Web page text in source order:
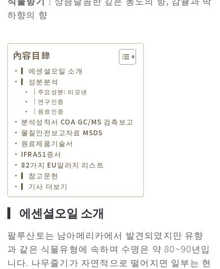
하향의 향
內容目錄
▎에센셜오일 소개
▎성분분석
｜주요성분: 리모넨
｜연구인증
｜원료인증
분석성적서 COA GC/MS 검측보고
물질안전보고자료 MSDS
원료제품기술서
IFRA51증서
82가지 EU알러지 리스트
▎참고문헌
▎기사 더보기
▎에센셜오일 소개
팔루산토는 남아메리카에서 발견되였지만 유향
과 같은 식물유형에 속하며 수명은 약 80~90년입
니다. 나무줄기가 자연적으로 떨어지면 일부는 현